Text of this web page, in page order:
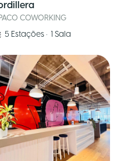
COWORKING
5 Estações• 1 Sala